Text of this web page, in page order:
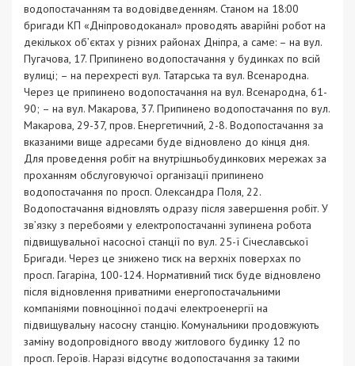
водопостачанням та водовідведенням. Станом на 18:00
бригади КП «Дніпроводоканал» проводять аварійні робот на
декількох об’єктах у різних районах Дніпра, а саме: – на вул.
Пугачова, 17. Припинено водопостачання у будинках по всій
вулиці; – на перехресті вул. Татарська та вул. Всенародна.
Через це припинено водопостачання на вул. Всенародна, 61-
90; – на вул. Макарова, 37. Припинено водопостачання по вул.
Макарова, 29-37, пров. Енергетичний, 2-8. Водопостачання за
вказаними вище адресами буде відновлено до кінця дня.
Для проведення робіт на внутрішньобудинкових мережах за
проханням обслуговуючої організації припинено
водопостачання по просп. Олександра Поля, 22.
Водопостачання відновлять одразу після завершення робіт. У
зв’язку з перебоями у електропостачанні зупинена робота
підвищувальної насосної станції по вул. 25-ї Січеславської
Бригади. Через це знижено тиск на верхніх поверхах по
просп. Гагаріна, 100-124. Нормативний тиск буде відновлено
після відновлення приватними енергопостачальними
компаніями повноцінної подачі електроенергії на
підвищувальну насосну станцію. Комунальники продовжують
заміну водопровідного вводу житлового будинку 12 по
просп. Героїв. Наразі відсутнє водопостачання за такими